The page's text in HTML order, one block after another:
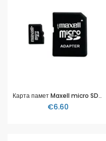
Карта памет Maxell micro SDHC, 8GB
€6.60